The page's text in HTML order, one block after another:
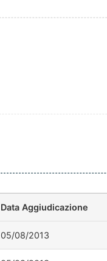
Data Aggiudicazione
05/08/2013